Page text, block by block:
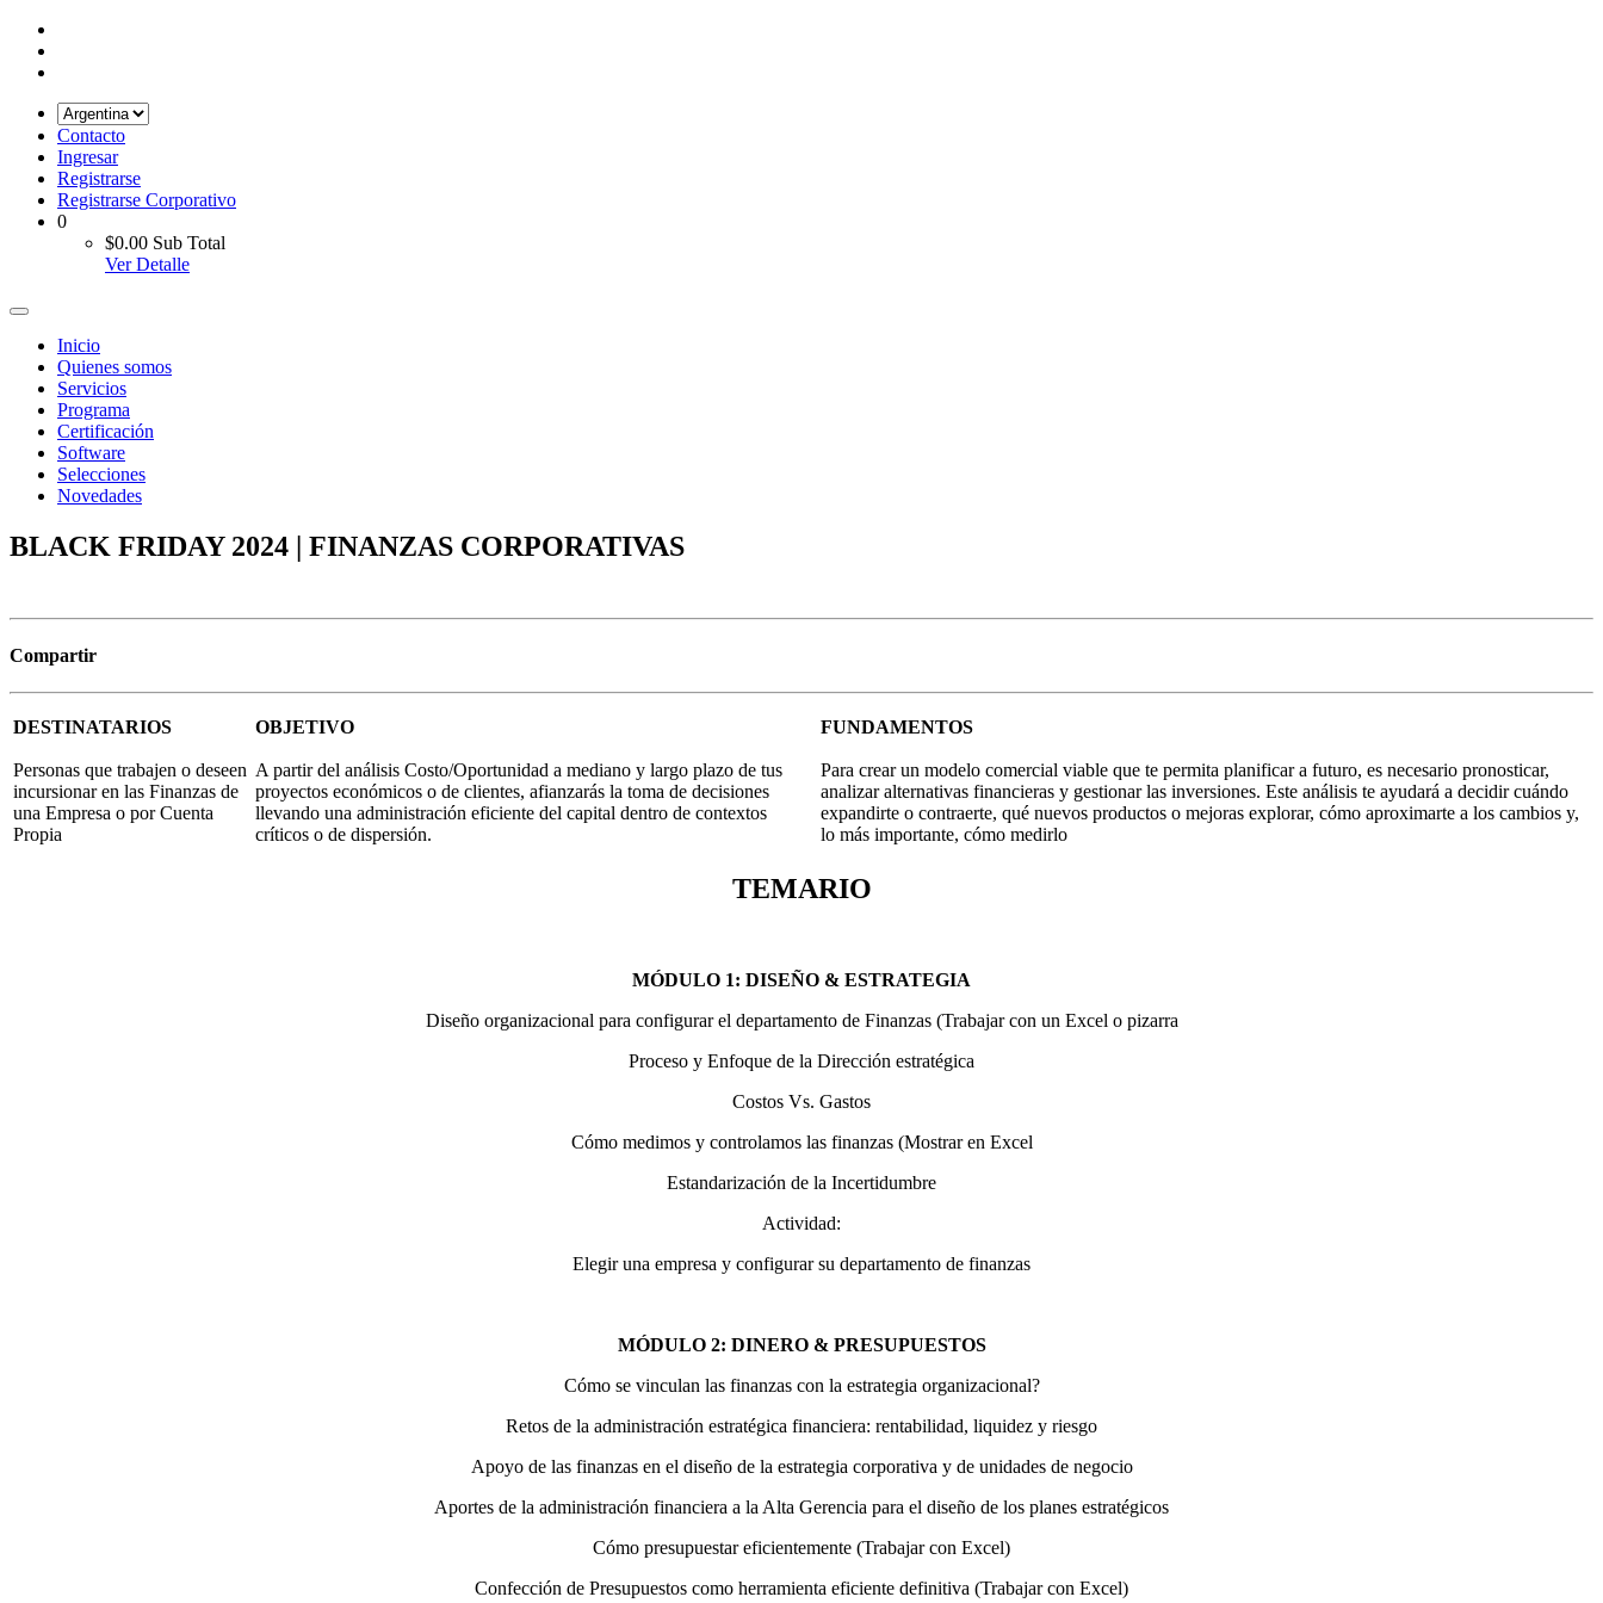
Contacto
Ingresar
Registrarse
Registrarse Corporativo
0
$0.00 Sub Total
Ver Detalle
Inicio
Quienes somos
Servicios
Programa
Certificación
Software
Selecciones
Novedades
BLACK FRIDAY 2024 | FINANZAS CORPORATIVAS
Compartir
DESTINATARIOS
Personas que trabajen o deseen
incursionar en las Finanzas de
una Empresa o por Cuenta
Propia
OBJETIVO
A partir del análisis Costo/Oportunidad a mediano y largo plazo de tus
proyectos económicos o de clientes, afianzarás la toma de decisiones
llevando una administración eficiente del capital dentro de contextos
críticos o de dispersión.
FUNDAMENTOS
Para crear un modelo comercial viable que te permita planificar a futuro, es necesario pronosticar,
analizar alternativas financieras y gestionar las inversiones. Este análisis te ayudará a decidir cuándo
expandirte o contraerte, qué nuevos productos o mejoras explorar, cómo aproximarte a los cambios y,
lo más importante, cómo medirlo
TEMARIO
MÓDULO 1: DISEÑO & ESTRATEGIA
Diseño organizacional para configurar el departamento de Finanzas (Trabajar con un Excel o pizarra
Proceso y Enfoque de la Dirección estratégica
Costos Vs. Gastos
Cómo medimos y controlamos las finanzas (Mostrar en Excel
Estandarización de la Incertidumbre
Actividad:
Elegir una empresa y configurar su departamento de finanzas
MÓDULO 2: DINERO & PRESUPUESTOS
Cómo se vinculan las finanzas con la estrategia organizacional?
Retos de la administración estratégica financiera: rentabilidad, liquidez y riesgo
Apoyo de las finanzas en el diseño de la estrategia corporativa y de unidades de negocio
Aportes de la administración financiera a la Alta Gerencia para el diseño de los planes estratégicos
Cómo presupuestar eficientemente (Trabajar con Excel)
Confección de Presupuestos como herramienta eficiente definitiva (Trabajar con Excel)